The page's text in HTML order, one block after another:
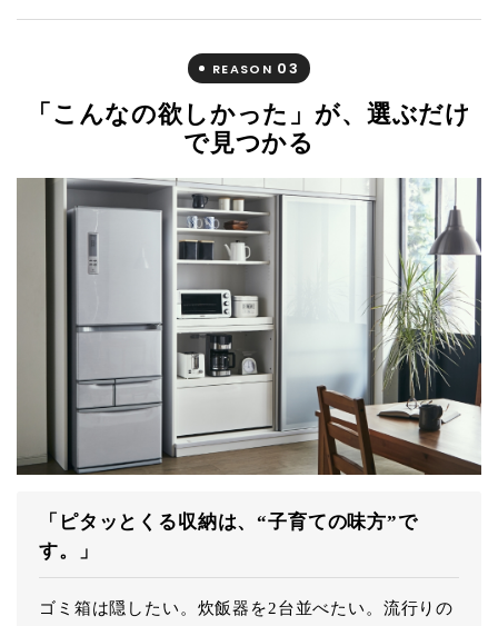
REASON 03
「こんなの欲しかった」が、選ぶだけ
で見つかる
「ピタッとくる収納は、“子育ての味方”で
す。」
ゴミ箱は隠したい。炊飯器を2台並べたい。流行りの